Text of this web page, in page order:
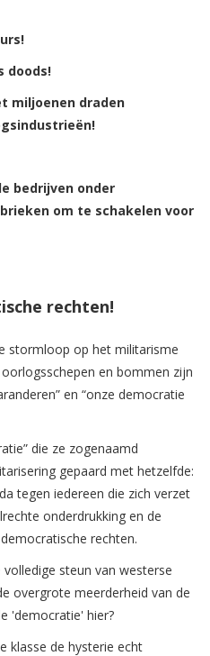
doods!
miljoenen draden
bedrijven onder
om te schakelen voor
rechten!
stormloop op het militarisme
en bommen zijn
en “onze democratie
die ze zogenaamd
gepaard met hetzelfde:
tegen iedereen die zich verzet
onderdrukking en de
rechten.
steun van westerse
overgrote meerderheid van de
'democratie' hier?
klasse de hysterie echt